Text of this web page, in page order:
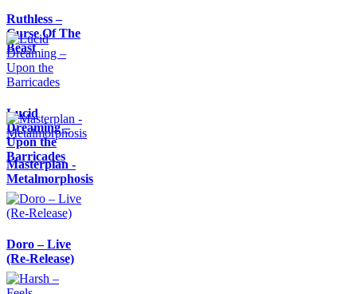
Ruthless –
Curse Of The
Beast
Lucid
Dreaming –
Upon the
Barricades
Masterplan -
Metalmorphosis
Doro – Live
(Re-Release)